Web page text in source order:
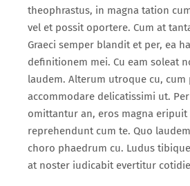
theophrastus, in magna tation
vel et possit oportere. Cum at
Graeci semper blandit et per, ea
definitionem mei. Cu eam soleat
laudem. Alterum utroque cu, cum
accommodare delicatissimi ut.
omittantur an, eros magna eripuit
reprehendunt cum te. Quo
choro phaedrum cu. Ludus
at noster iudicabit evertitur